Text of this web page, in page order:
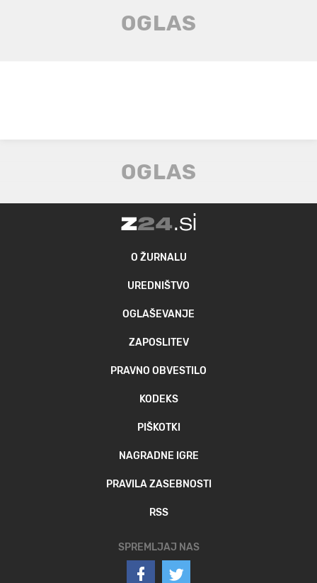
O ŽURNALU
UREDNIŠTVO
OGLAŠEVANJE
ZAPOSLITEV
PRAVNO OBVESTILO
KODEKS
PIŠKOTKI
NAGRADNE IGRE
PRAVILA ZASEBNOSTI
RSS
SPREMLJAJ NAS